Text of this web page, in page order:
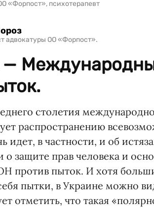
«Форпост», психотерапевт
адвокатуры ОО «Форпост».
столетия
распространению
идет, в частности, и об
о защите прав человека и
против пыток. И хотя
пытки, в Украине можно
отметить, что такая